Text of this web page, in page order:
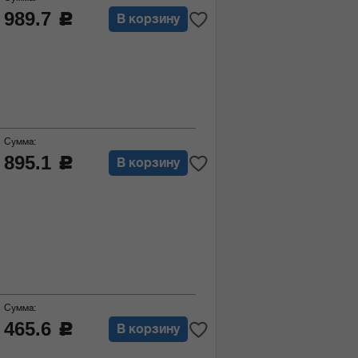
989.7 c В корзину
Сумма:
895.1 c В корзину
Сумма:
465.6 c В корзину